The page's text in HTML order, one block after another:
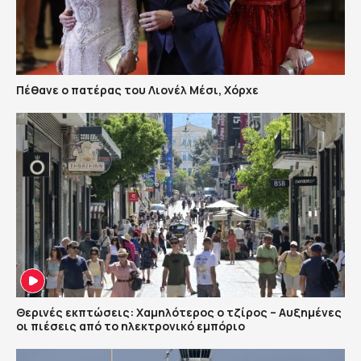
Πέθανε ο πατέρας του Λιονέλ Μέσι, Χόρχε
Θερινές εκπτώσεις: Χαμηλότερος ο τζίρος – Αυξημένες
οι πιέσεις από το ηλεκτρονικό εμπόριο